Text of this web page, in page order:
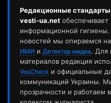
Редакционные
vesti-ua.net обеспечивает
информационной гигиены.
новостей мы опираемся
ИМИ и Детектор медиа. Для
материалов редакция
VoxCheck и официальные
коммуникаций Украины.
прозрачности и работаем